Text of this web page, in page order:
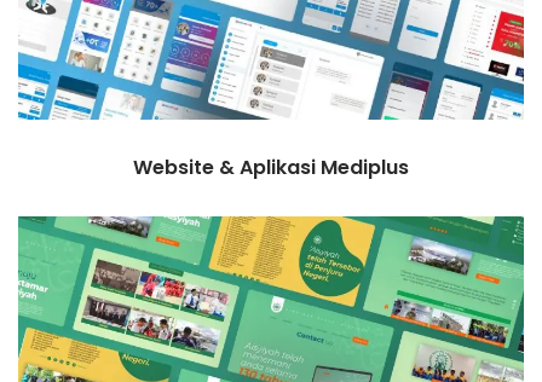
Website & Aplikasi Mediplus